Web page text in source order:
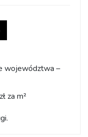
województwa –
za m²